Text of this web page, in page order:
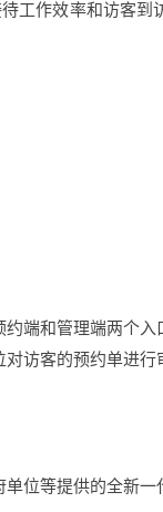
工作效率和访客到
端和管理端两个入
访客的预约单进
位等提供的全新